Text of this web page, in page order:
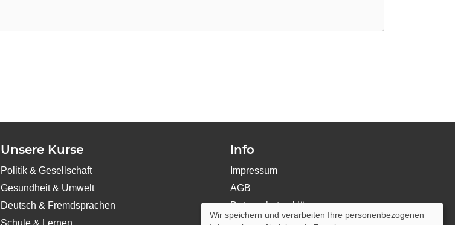
Unsere Kurse
Politik & Gesellschaft
Gesundheit & Umwelt
Deutsch & Fremdsprachen
Schule & Lernen
Info
Impressum
AGB
Datenschutzerklärung
Wir speichern und verarbeiten Ihre personenbezogenen